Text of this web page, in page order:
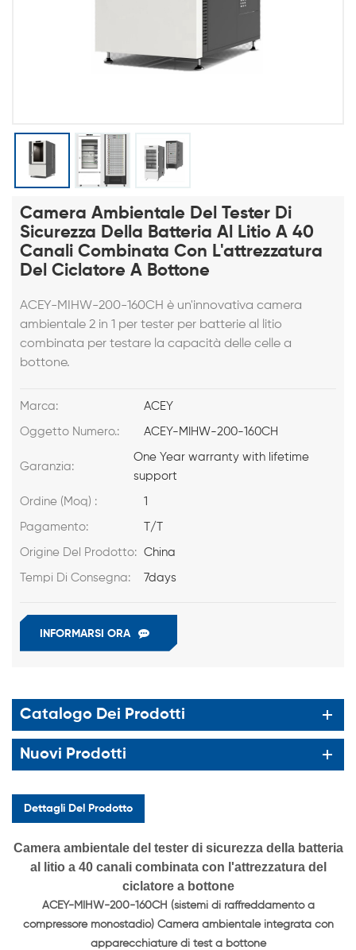
Camera Ambientale Del Tester Di
Sicurezza Della Batteria Al Litio A 40
Canali Combinata Con L'attrezzatura
Del Ciclatore A Bottone
ACEY-MIHW-200-160CH è un'innovativa camera
ambientale 2 in 1 per tester per batterie al litio
combinata per testare la capacità delle celle a
bottone.
Marca: ACEY
Oggetto Numero.: ACEY-MIHW-200-160CH
Garanzia:
One Year warranty with lifetime
support
Ordine (Moq) : 1
Pagamento: T/T
Origine Del Prodotto: China
Tempi Di Consegna: 7days
INFORMARSI ORA
Catalogo Dei Prodotti
Nuovi Prodotti
Dettagli Del Prodotto
Camera ambientale del tester di sicurezza della batteria
al litio a 40 canali combinata con l'attrezzatura del
ciclatore a bottone
ACEY-MIHW-200-160CH (sistemi di raffreddamento a
compressore monostadio) Camera ambientale integrata con
apparecchiature di test a bottone